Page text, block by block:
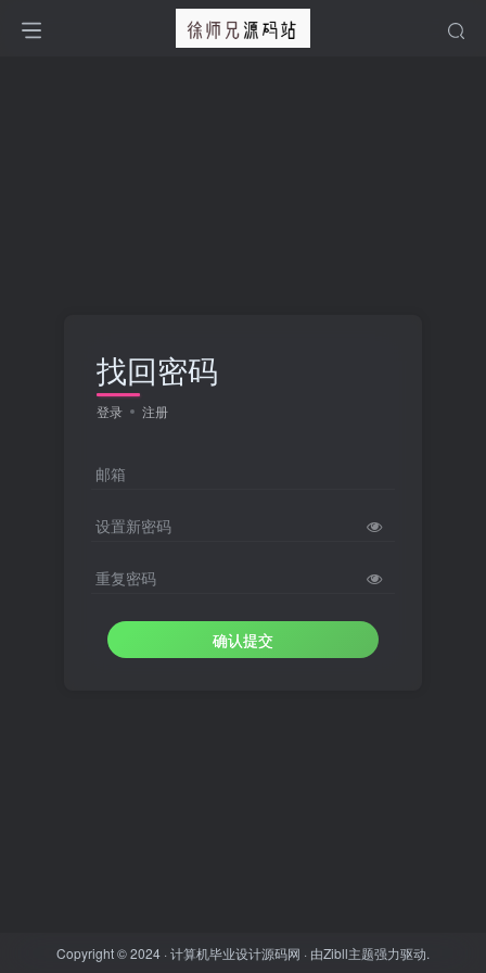
找回密码
登录 注册
邮箱
设置新密码
重复密码
确认提交
Copyright © 2024 ·计算机毕业设计源码网 · 由Zibll主题强力驱动.